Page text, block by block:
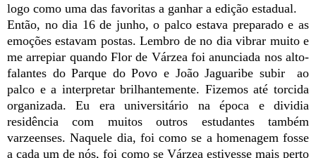
logo como uma das favoritas a ganhar a edição estadual.
Então, no dia 16 de junho, o palco estava preparado e as
emoções estavam postas. Lembro de no dia vibrar muito e
me arrepiar quando Flor de Várzea foi anunciada nos alto-
falantes do Parque do Povo e João Jaguaribe subir ao
palco e a interpretar brilhantemente. Fizemos até torcida
organizada. Eu era universitário na época e dividia
residência com muitos outros estudantes também
varzeenses. Naquele dia, foi como se a homenagem fosse
a cada um de nós, foi como se Várzea estivesse mais perto